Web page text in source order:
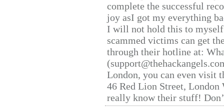
complete the successful
joy asI got my everything
I will not hold this to
scammed victims can get
through their hotline at:
London, you can even visit
46 Red Lion Street, London
really know their stuff!